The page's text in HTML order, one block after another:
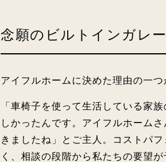
念願のビルトインガレ
アイフルホームに決めた理由の一
「車椅子を使って生活している家
しかったんです。アイフルホーム
きましたね」とご主人。コストパ
く、相談の段階から私たちの要望